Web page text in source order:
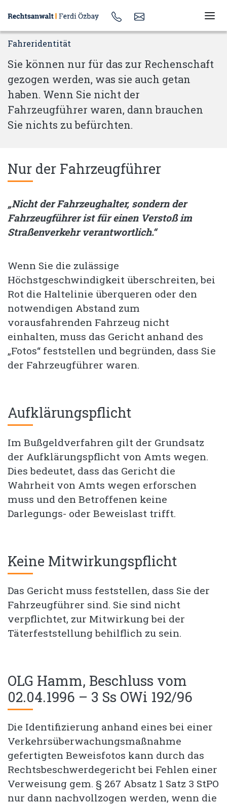
Fahreridentität
Sie können nur für das zur Rechenschaft
gezogen werden, was sie auch getan
haben. Wenn Sie nicht der
Fahrzeugführer waren, dann brauchen
Sie nichts zu befürchten.
Nur der Fahrzeugführer
„Nicht der Fahrzeughalter, sondern der
Fahrzeugführer ist für einen Verstoß im
Straßenverkehr verantwortlich.“
Wenn Sie die zulässige
Höchstgeschwindigkeit überschreiten, bei
Rot die Haltelinie überqueren oder den
notwendigen Abstand zum
vorausfahrenden Fahrzeug nicht
einhalten, muss das Gericht anhand des
„Fotos“ feststellen und begründen, dass Sie
der Fahrzeugführer waren.
Aufklärungspflicht
Im Bußgeldverfahren gilt der Grundsatz
der Aufklärungspflicht von Amts wegen.
Dies bedeutet, dass das Gericht die
Wahrheit von Amts wegen erforschen
muss und den Betroffenen keine
Darlegungs- oder Beweislast trifft.
Keine Mitwirkungspflicht
Das Gericht muss feststellen, dass Sie der
Fahrzeugführer sind. Sie sind nicht
verpflichtet, zur Mitwirkung bei der
Täterfeststellung behilflich zu sein.
OLG Hamm, Beschluss vom
02.04.1996 – 3 Ss OWi 192/96
Die Identifizierung anhand eines bei einer
Verkehrsüberwachungsmaßnahme
gefertigten Beweisfotos kann durch das
Rechtsbeschwerdegericht bei Fehlen einer
Verweisung gem. § 267 Absatz 1 Satz 3 StPO
nur dann nachvollzogen werden, wenn die